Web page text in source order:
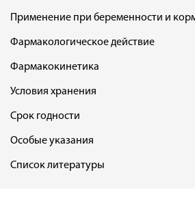
Применение при беременности и
Фармакологическое действие
Фармакокинетика
Условия хранения
Срок годности
Особые указания
Список литературы